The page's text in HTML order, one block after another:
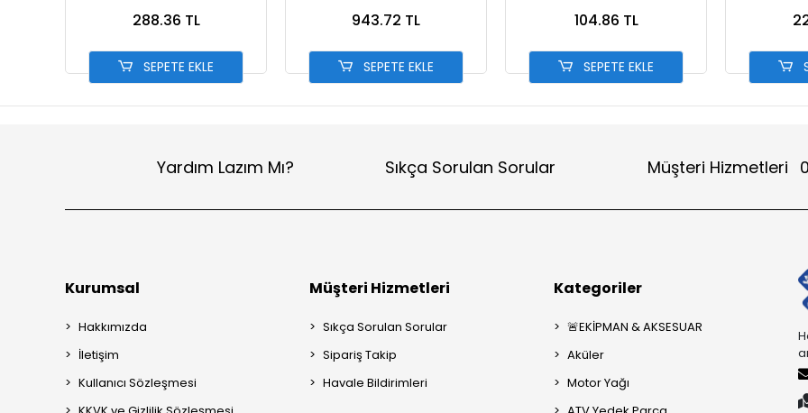
288.36 TL
SEPETE EKLE
943.72 TL
SEPETE EKLE
104.86 TL
SEPETE EKLE
Yardım Lazım Mı? Sıkça Sorulan Sorular Müşteri Hizmetleri
Kurumsal
Hakkımızda
İletişim
Kullanıcı Sözleşmesi
Müşteri Hizmetleri
Sıkça Sorulan Sorular
Sipariş Takip
Havale Bildirimleri
Kategoriler
🚨EKİPMAN & AKSESUAR
Aküler
Motor Yağı